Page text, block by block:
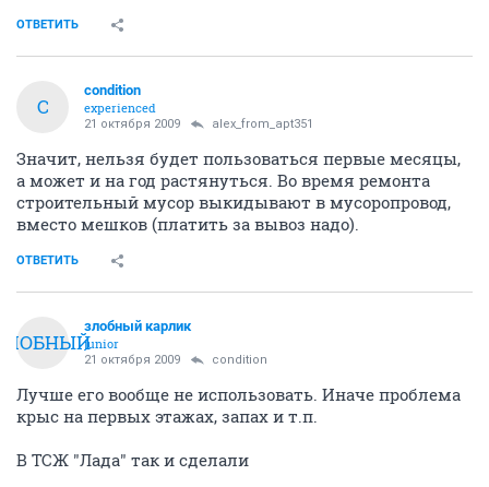
ОТВЕТИТЬ
C
condition
experienced
21 октября 2009 alex_from_apt351
Значит, нельзя будет пользоваться первые месяцы,
а может и на год растянуться. Во время ремонта
строительный мусор выкидывают в мусоропровод,
вместо мешков (платить за вывоз надо).
ОТВЕТИТЬ
злобный карлик
junior
21 октября 2009 condition
Лучше его вообще не использовать. Иначе проблема
крыс на первых этажах, запах и т.п.
В ТСЖ "Лада" так и сделали